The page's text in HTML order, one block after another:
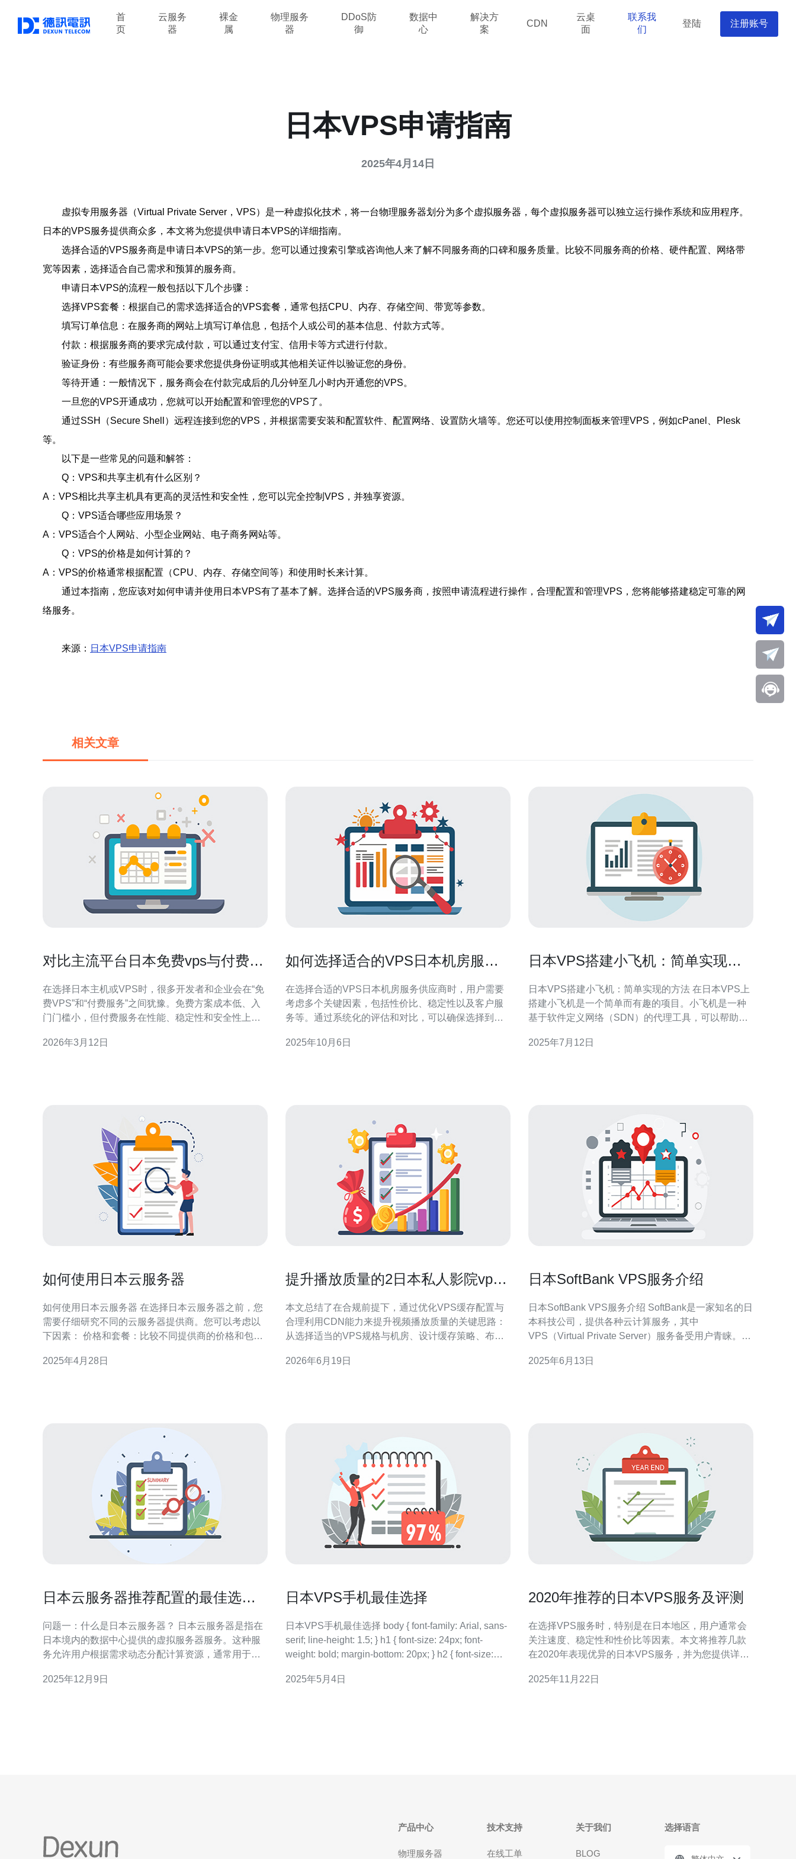
首
页
云服务
器
裸金
属
物理服务
器
DDoS防
御
数据中
心
解决方
案
CDN
云桌
面
联系我
们
登陆 注册账号
日本VPS申请指南
2025年4月14日
虚拟专用服务器（Virtual Private Server，VPS）是一种虚拟化技术，将一台物理服务器划分为多个虚拟服务器，每个虚拟服务器可以独立运行操作系统和应用程序。
日本的VPS服务提供商众多，本文将为您提供申请日本VPS的详细指南。
选择合适的VPS服务商是申请日本VPS的第一步。您可以通过搜索引擎或咨询他人来了解不同服务商的口碑和服务质量。比较不同服务商的价格、硬件配置、网络带
宽等因素，选择适合自己需求和预算的服务商。
申请日本VPS的流程一般包括以下几个步骤：
选择VPS套餐：根据自己的需求选择适合的VPS套餐，通常包括CPU、内存、存储空间、带宽等参数。
填写订单信息：在服务商的网站上填写订单信息，包括个人或公司的基本信息、付款方式等。
付款：根据服务商的要求完成付款，可以通过支付宝、信用卡等方式进行付款。
验证身份：有些服务商可能会要求您提供身份证明或其他相关证件以验证您的身份。
等待开通：一般情况下，服务商会在付款完成后的几分钟至几小时内开通您的VPS。
一旦您的VPS开通成功，您就可以开始配置和管理您的VPS了。
通过SSH（Secure Shell）远程连接到您的VPS，并根据需要安装和配置软件、配置网络、设置防火墙等。您还可以使用控制面板来管理VPS，例如cPanel、Plesk
等。
以下是一些常见的问题和解答：
Q：VPS和共享主机有什么区别？
A：VPS相比共享主机具有更高的灵活性和安全性，您可以完全控制VPS，并独享资源。
Q：VPS适合哪些应用场景？
A：VPS适合个人网站、小型企业网站、电子商务网站等。
Q：VPS的价格是如何计算的？
A：VPS的价格通常根据配置（CPU、内存、存储空间等）和使用时长来计算。
通过本指南，您应该对如何申请并使用日本VPS有了基本了解。选择合适的VPS服务商，按照申请流程进行操作，合理配置和管理VPS，您将能够搭建稳定可靠的网
络服务。
来源： 日本VPS申请指南
相关文章
对比主流平台日本免费vps与付费服
在选择日本主机或VPS时，很多开发者和企业会在“免
费VPS”和“付费服务”之间犹豫。免费方案成本低、入
门门槛小，但付费服务在性能、稳定性和安全性上通
CDN集成、高防DDoS能力及运维支持角度，对比主
2026年3月12日
如何选择适合的VPS日本机房服务
在选择合适的VPS日本机房服务供应商时，用户需要
考虑多个关键因素，包括性价比、稳定性以及客户服
务等。通过系统化的评估和对比，可以确保选择到最
择日本机房？ VPS（Virtual Private Server）是一种虚
2025年10月6日
日本VPS搭建小飞机：简单实现的
日本VPS搭建小飞机：简单实现的方法 在日本VPS上
搭建小飞机是一个简单而有趣的项目。小飞机是一种
基于软件定义网络（SDN）的代理工具，可以帮助用
VPS上快速搭建小飞机。 首先，您需要选择一个适合
2025年7月12日
如何使用日本云服务器
如何使用日本云服务器 在选择日本云服务器之前，您
需要仔细研究不同的云服务器提供商。您可以考虑以
下因素： 价格和套餐：比较不同提供商的价格和包含
看提供商的服务级别协议和用户评价，确保他们能够
2025年4月28日
提升播放质量的2日本私人影院vps
本文总结了在合规前提下，通过优化VPS缓存配置与
合理利用CDN能力来提升视频播放质量的关键思路：
从选择适当的VPS规格与机房、设计缓存策略、布局
又能提升用户体验的实操方案。 为什么要在日本私人
2026年6月19日
日本SoftBank VPS服务介绍
日本SoftBank VPS服务介绍 SoftBank是一家知名的日
本科技公司，提供各种云计算服务，其中
VPS（Virtual Private Server）服务备受用户青睐。下
SoftBank VPS提供多种配置选项，用户可以根据自己
2025年6月13日
日本云服务器推荐配置的最佳选择
问题一：什么是日本云服务器？ 日本云服务器是指在
日本境内的数据中心提供的虚拟服务器服务。这种服
务允许用户根据需求动态分配计算资源，通常用于网
的优势在于其高速度、低延迟和良好的安全性，适合
2025年12月9日
日本VPS手机最佳选择
日本VPS手机最佳选择 body { font-family: Arial, sans-
serif; line-height: 1.5; } h1 { font-size: 24px; font-
weight: bold; margin-bottom: 20px; } h2 { font-size:
2025年5月4日
2020年推荐的日本VPS服务及评测
在选择VPS服务时，特别是在日本地区，用户通常会
关注速度、稳定性和性价比等因素。本文将推荐几款
在2020年表现优异的日本VPS服务，并为您提供详细
在选择日本VPS服务时，有几个关键标准需要考虑： -
2025年11月22日
产品中心
物理服务器
技术支持
在线工单
关于我们
BLOG
选择语言